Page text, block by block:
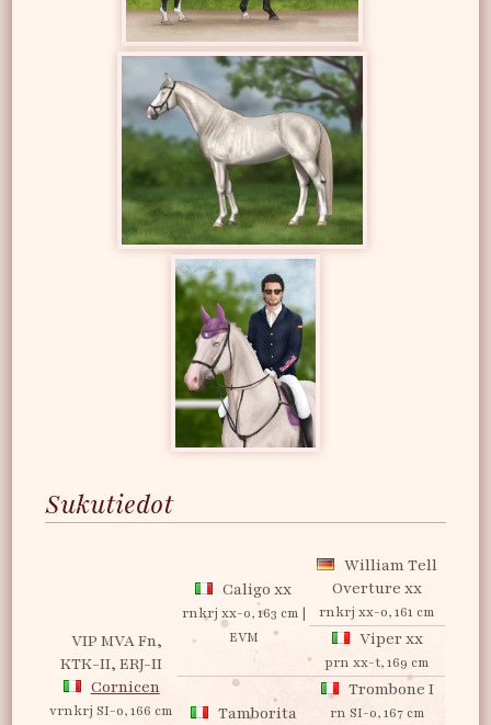
Sukutiedot
VIP MVA Fn,
KTK-II, ERJ-II
Cornicen
vrnkrj SI-o, 166 cm
Caligo xx
rnkrj xx-o, 163 cm |
EVM
William Tell
Overture xx
rnkrj xx-o, 161 cm
Viper xx
prn xx-t, 169 cm
Tamborita
Trombone I
rn SI-o, 167 cm